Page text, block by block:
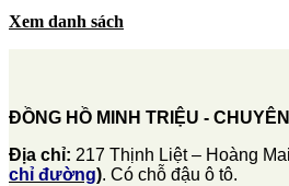
Xem danh sách
ĐỒNG HỒ MINH TRIỆU -
Địa chỉ: 217 Thịnh Liệt – Hoàng
chỉ đường). Có chỗ đậu ô tô.